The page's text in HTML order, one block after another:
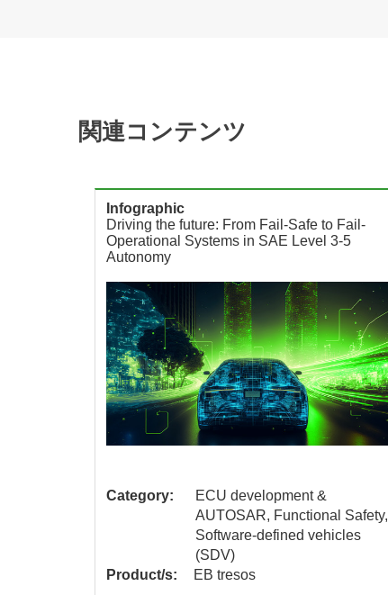
関連コンテンツ
Infographic
Driving the future: From Fail-Safe to Fail-
Operational Systems in SAE Level 3-5
Autonomy
Category:
ECU development &
AUTOSAR, Functional Safety,
Software-defined vehicles
(SDV)
Product/s:
EB tresos